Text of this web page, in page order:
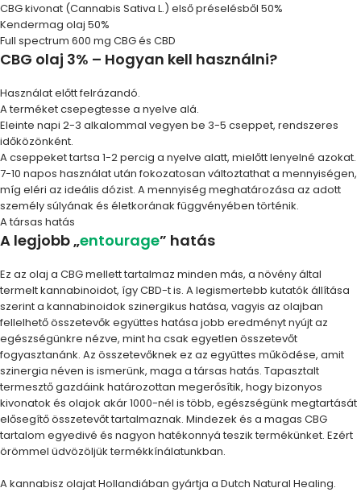
CBG kivonat (Cannabis Sativa L.) első préselésből 50%
Kendermag olaj 50%
Full spectrum 600 mg CBG és CBD
CBG olaj 3% – Hogyan kell használni?
Használat előtt felrázandó.
A terméket csepegtesse a nyelve alá.
Eleinte napi 2-3 alkalommal vegyen be 3-5 cseppet, rendszeres
időközönként.
A cseppeket tartsa 1-2 percig a nyelve alatt, mielőtt lenyelné azokat.
7-10 napos használat után fokozatosan változtathat a mennyiségen,
míg eléri az ideális dózist. A mennyiség meghatározása az adott
személy súlyának és életkorának függvényében történik.
A társas hatás
A legjobb „entourage” hatás
Ez az olaj a CBG mellett tartalmaz minden más, a növény által
termelt kannabinoidot, így CBD-t is. A legismertebb kutatók állítása
szerint a kannabinoidok szinergikus hatása, vagyis az olajban
fellelhető összetevők együttes hatása jobb eredményt nyújt az
egészségünkre nézve, mint ha csak egyetlen összetevőt
fogyasztanánk. Az összetevőknek ez az együttes működése, amit
szinergia néven is ismerünk, maga a társas hatás. Tapasztalt
termesztő gazdáink határozottan megerősítik, hogy bizonyos
kivonatok és olajok akár 1000-nél is több, egészségünk megtartását
elősegítő összetevőt tartalmaznak. Mindezek és a magas CBG
tartalom egyedivé és nagyon hatékonnyá teszik termékünket. Ezért
örömmel üdvözöljük termékkínálatunkban.
A kannabisz olajat Hollandiában gyártja a Dutch Natural Healing.